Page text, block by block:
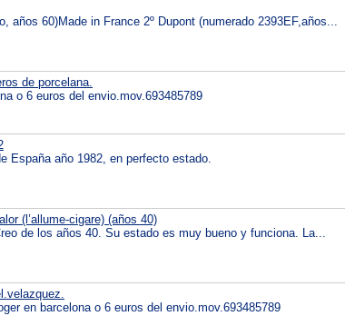
años 60)Made in France 2º Dupont (numerado 2393EF,años...
de porcelana.
o 6 euros del envio.mov.693485789
España año 1982, en perfecto estado.
(l’allume-cigare) (años 40)
de los años 40. Su estado es muy bueno y funciona. La...
en barcelona o 6 euros del envio.mov.693485789